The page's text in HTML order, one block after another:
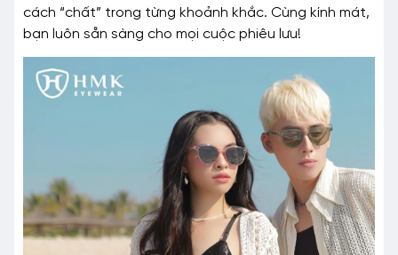
cách “chất” trong từng khoảnh khắc. Cùng kính mát,
bạn luôn sẵn sàng cho mọi cuộc phiêu lưu!